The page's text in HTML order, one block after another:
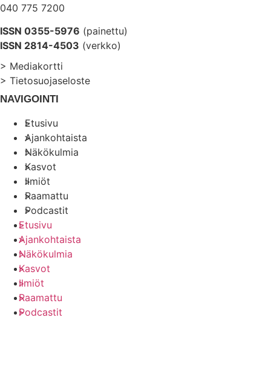
040 775 7200
ISSN 0355-5976 (painettu)
ISSN 2814-4503 (verkko)
> Mediakortti
> Tietosuojaseloste
NAVIGOINTI
Etusivu
Ajankohtaista
Näkökulmia
Kasvot
Ilmiöt
Raamattu
Podcastit
Etusivu
Ajankohtaista
Näkökulmia
Kasvot
Ilmiöt
Raamattu
Podcastit